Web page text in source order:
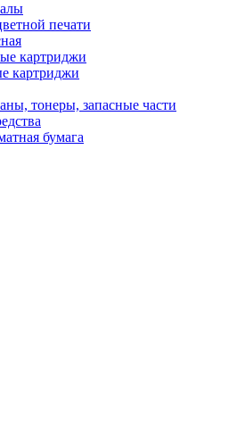
печати
картриджи
картриджи
тонеры, запасные части
бумага